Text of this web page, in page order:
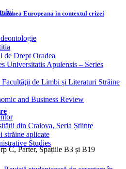
de Drept Oradea
Universitatis Apulensis – Series
de Limbi și Literaturi Străine
and Business Review
din Craiova, Seria Științe
aplicate
Studies
Europeana in contextul crizei
C, Parter, Spațiile B3 și B19